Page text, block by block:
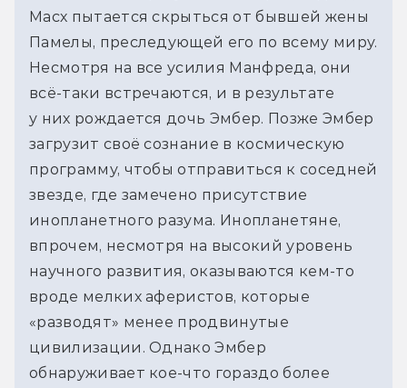
Масх пытается скрыться от бывшей жены
Памелы, преследующей его по всему миру.
Несмотря на все усилия Манфреда, они
всё-таки встречаются, и в результате
у них рождается дочь Эмбер. Позже Эмбер
загрузит своё сознание в космическую
программу, чтобы отправиться к соседней
звезде, где замечено присутствие
инопланетного разума. Инопланетяне,
впрочем, несмотря на высокий уровень
научного развития, оказываются кем-то
вроде мелких аферистов, которые
«разводят» менее продвинутые
цивилизации. Однако Эмбер
обнаруживает кое-что гораздо более